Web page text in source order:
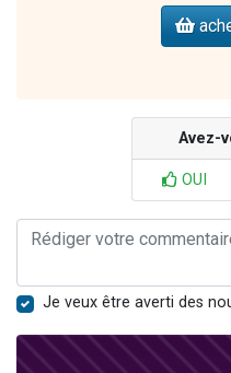
Avez-
OUI
Je veux être averti des